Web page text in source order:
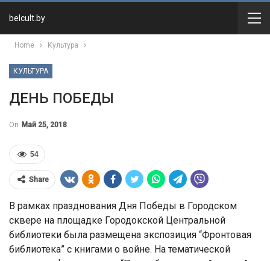
belcult.by
Home Культура
КУЛЬТУРА
ДЕНЬ ПОБЕДЫ
On Май 25, 2018
54
Share
В рамках празднования Дня Победы в Городском
сквере на площадке Городокской Центральной
библиотеки была размещена экспозиция “Фронтовая
библиотека” с книгами о войне. На тематической